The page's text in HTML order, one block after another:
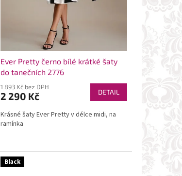
Ever Pretty černo bílé krátké šaty
do tanečních 2776
1 893 Kč bez DPH
2 290 Kč DETAIL
Krásné šaty Ever Pretty v délce midi, na
ramínka
Black